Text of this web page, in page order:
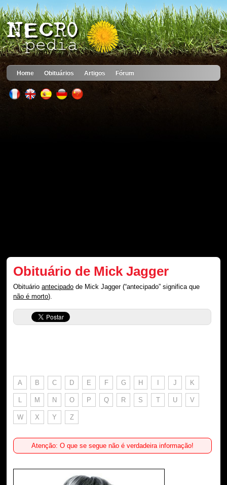
Home Obituários Artigos Fórum
Obituário de Mick Jagger
Obituárioantecipado de Mick Jagger (“antecipado” significa que
não é morto).
A B C D E F G H I J K
L M N O P Q R S T U V
W X Y Z
Atenção: O que se segue não é verdadeira informação!